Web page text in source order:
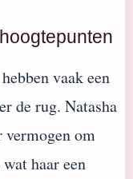
vaak een
de rug. Natasha
vermogen om
haar een